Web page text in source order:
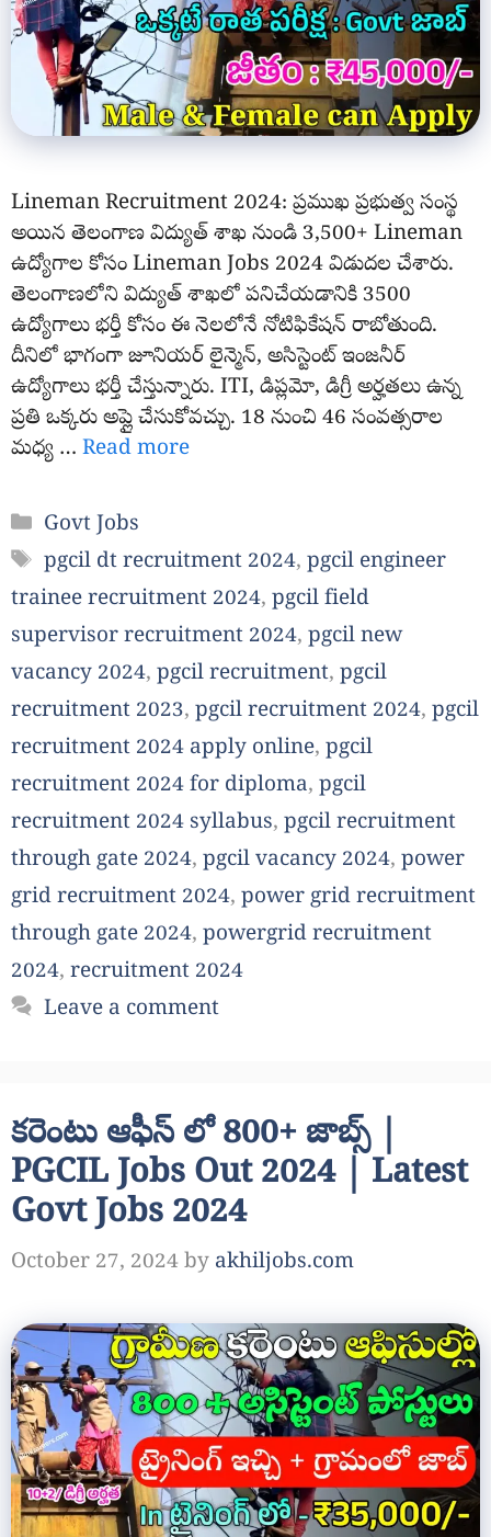
Lineman Recruitment 2024: ప్రముఖ ప్రభుత్వ సంస్థ
అయిన తెలంగాణ విద్యుత్ శాఖ నుండి 3,500+ Lineman
ఉద్యోగాల కోసం Lineman Jobs 2024 విడుదల చేశారు.
తెలంగాణలోని విద్యుత్ శాఖలో పనిచేయడానికి 3500
ఉద్యోగాలు భర్తీ కోసం ఈ నెలలోనే నోటిఫికేషన్ రాబోతుంది.
దీనిలో భాగంగా జూనియర్ లైన్మెన్, అసిస్టెంట్ ఇంజనీర్
ఉద్యోగాలు భర్తీ చేస్తున్నారు. ITI, డిప్లమో, డిగ్రీ అర్హతలు ఉన్న
ప్రతి ఒక్కరు అప్లై చేసుకోవచ్చు. 18 నుంచి 46 సంవత్సరాల
మధ్య … Read more
Categories
Govt Jobs
Tags
pgcil dt recruitment 2024,pgcil engineer
trainee recruitment 2024, pgcil field
supervisor recruitment 2024, pgcil new
vacancy 2024, pgcil recruitment, pgcil
recruitment 2023, pgcil recruitment 2024, pgcil
recruitment 2024 apply online, pgcil
recruitment 2024 for diploma, pgcil
recruitment 2024 syllabus, pgcil recruitment
through gate 2024, pgcil vacancy 2024, power
grid recruitment 2024, power grid recruitment
through gate 2024, powergrid recruitment
2024, recruitment 2024
Leave a comment
కరెంటు ఆఫీస్ లో 800+ జాబ్స్ |
PGCIL Jobs Out 2024 | Latest
Govt Jobs 2024
October 27, 2024by akhiljobs.com